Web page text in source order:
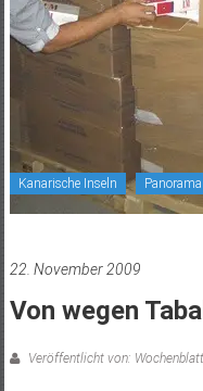
Kanarische Inseln Panorama
22. November 2009
Von wegen
Veröffentlicht von: Wochenblatt